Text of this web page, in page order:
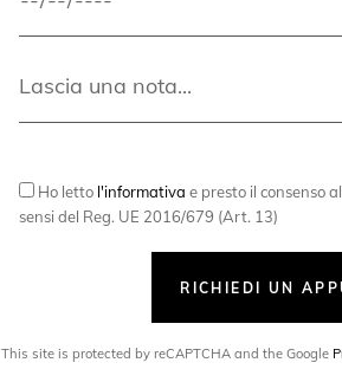
Ho letto l'informativa e presto il consenso
sensi del Reg. UE 2016/679 (Art. 13)
RICHIEDI UN
This site is protected by reCAPTCHA and the Google